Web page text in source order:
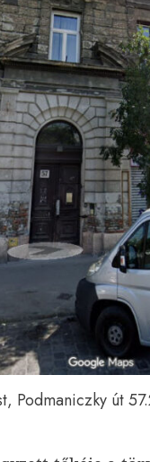
Podmaniczky út